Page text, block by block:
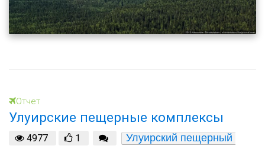
Отчет
Улуирские пещерные комплексы
4977 1
Улуирский пещерный